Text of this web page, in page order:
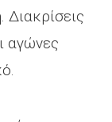
Διακρίσεις
αγώνες